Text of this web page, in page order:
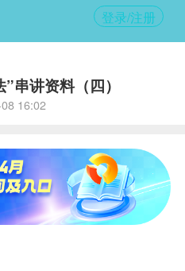
登录/注册
串讲资料（四）
08 16:02